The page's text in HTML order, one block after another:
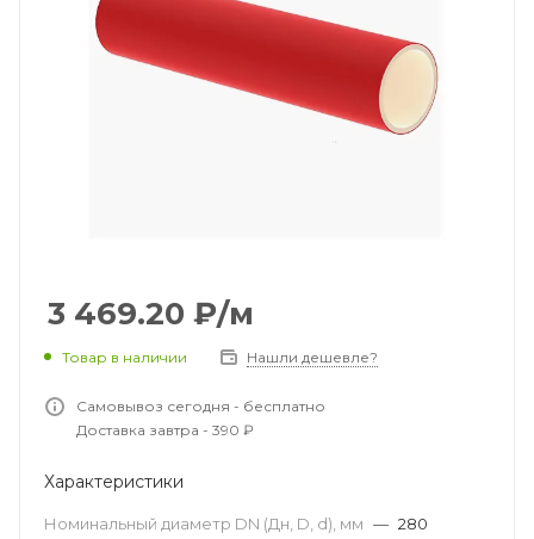
3 469.20 ₽/м
Товар в наличии Нашли дешевле?
Самовывоз сегодня - бесплатно
Доставка завтра - 390 ₽
Характеристики
Номинальный диаметр DN (Дн, D, d), мм — 280